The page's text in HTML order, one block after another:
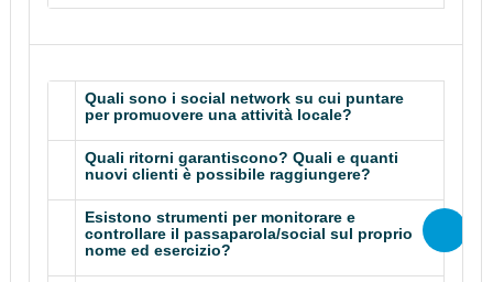
Quali sono i social network su cui puntare
per promuovere una attività locale?
Quali ritorni garantiscono? Quali e quanti
nuovi clienti è possibile raggiungere?
Esistono strumenti per monitorare e
controllare il passaparola/social sul proprio
nome ed esercizio?